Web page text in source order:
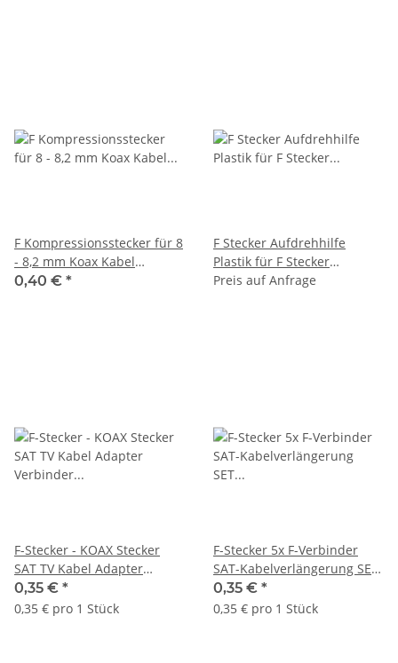
F Kompressionsstecker für 8
- 8,2 mm Koax Kabel
Vergoldet
0,40 € *
F Stecker Aufdrehhilfe
Plastik für F Stecker
Kompressionsstecker
Preis auf Anfrage
F-Stecker - KOAX Stecker
SAT TV Kabel Adapter
Verbinder Antennen IEC HD
koaxial
0,35 € *
0,35 € pro 1 Stück
F-Stecker 5x F-Verbinder
SAT-Kabelverlängerung SET
F-Buchse HDTV
0,35 € *
0,35 € pro 1 Stück